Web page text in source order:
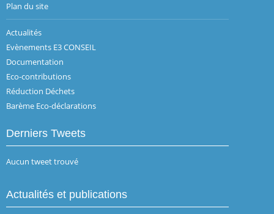
Plan du site
Actualités
Evènements E3 CONSEIL
Documentation
Eco-contributions
Réduction Déchets
Barème Eco-déclarations
Derniers Tweets
Aucun tweet trouvé
Actualités et publications